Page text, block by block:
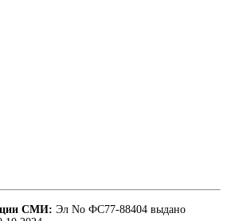
СМИ: Эл No ФС77-88404 выдано